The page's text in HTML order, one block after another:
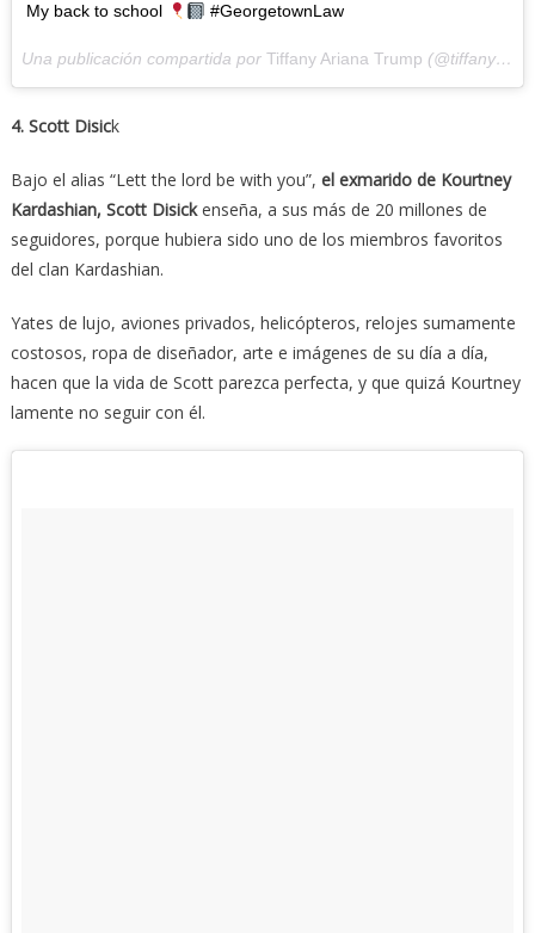
My back to school #GeorgetownLaw
Una publicación compartida por Tiffany Ariana Trump (@tiffanytrump) el
4. Scott Disick
Bajo el alias “Lett the lord be with you”, el exmarido de Kourtney
Kardashian, Scott Disickenseña, a sus más de 20 millones de
seguidores, porque hubiera sido uno de los miembros favoritos
del clan Kardashian.
Yates de lujo, aviones privados, helicópteros, relojes sumamente
costosos, ropa de diseñador, arte e imágenes de su día a día,
hacen que la vida de Scott parezca perfecta, y que quizá Kourtney
lamente no seguir con él.